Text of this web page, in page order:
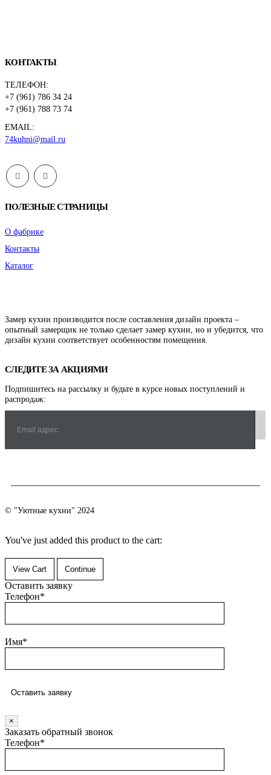
КОНТАКТЫ
ТЕЛЕФОН:
+7 (961) 786 34 24
+7 (961) 788 73 74
EMAIL:
74kuhni@mail.ru
ПОЛЕЗНЫЕ СТРАНИЦЫ
О фабрике
Контакты
Каталог
Замер кухни производится после составления дизайн проекта –
опытный замерщик не только сделает замер кухни, но и убедится, что
дизайн кухни соответствует особенностям помещения.
СЛЕДИТЕ ЗА АКЦИЯМИ
Подпишитесь на рассылку и будьте в курсе новых поступлений и
распродаж:
© "Уютные кухни" 2024
You've just added this product to the cart:
View Cart Continue
Оставить заявку
Телефон*
Имя*
×
Заказать обратный звонок
Телефон*